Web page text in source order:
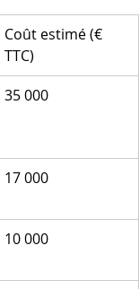
Coût estimé (€
TTC)
35 000
17 000
10 000